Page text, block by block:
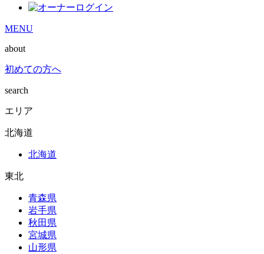
MENU
about
初めての方へ
search
エリア
北海道
北海道
東北
青森県
岩手県
秋田県
宮城県
山形県